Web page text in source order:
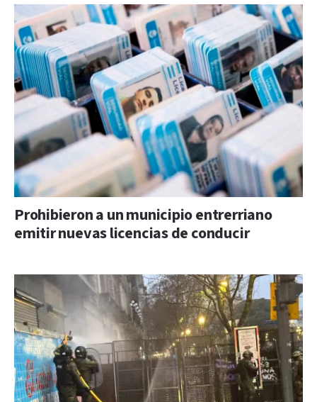
Prohibieron a un municipio entrerriano
emitir nuevas licencias de conducir